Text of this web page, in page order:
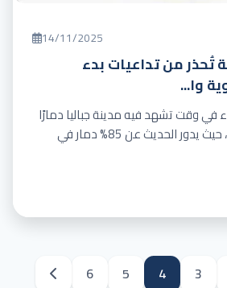
14/11/2025
تُحذر من تداعيات بدء
وا...
وقت تشهد فيه مدينة جباليا دمارًا
في كل مناحي الحياة، حيث يدور الحديث عن 85% دمار في
3
4
5
6